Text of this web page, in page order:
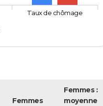
Taux de chômage
Femmes
Femmes :
moyenne